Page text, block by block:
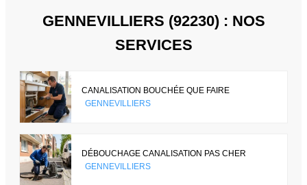
GENNEVILLIERS (92230) : NOS
SERVICES
CANALISATION BOUCHÉE QUE FAIRE
GENNEVILLIERS
DÉBOUCHAGE CANALISATION PAS CHER
GENNEVILLIERS